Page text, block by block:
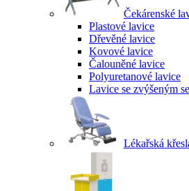
Čekárenské
Plastové lavice
Dřevěné lavice
Kovové lavice
Čalouněné lavice
Polyuretanové lavice
Lavice se zvýšeným
Lékařská